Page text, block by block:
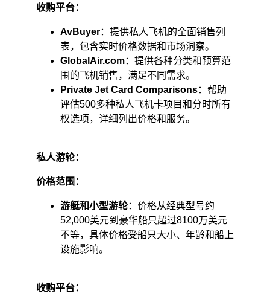
收购平台：
AvBuyer：提供私人飞机的全面销售列
表，包含实时价格数据和市场洞察。
GlobalAir.com：提供各种分类和预算范
围的飞机销售，满足不同需求。 ​
Private Jet Card Comparisons：帮助
评估500多种私人飞机卡项目和分时所有
权选项，详细列出价格和服务。 ​
私人游轮：
价格范围：
游艇和小型游轮：价格从经典型号约
52,000美元到豪华船只超过8100万美元
不等，具体价格受船只大小、年龄和船上
设施影响。 ​
收购平台：